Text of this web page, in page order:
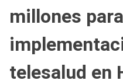
millones para
telesalud en